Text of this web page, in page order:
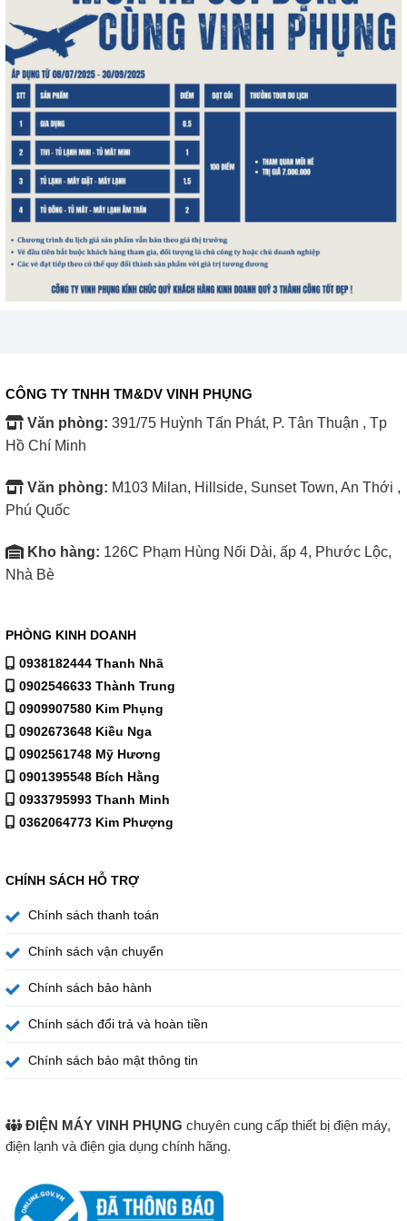
CÔNG TY TNHH TM&DV VINH PHỤNG
Văn phòng: 391/75 Huỳnh Tấn Phát, P. Tân Thuận , Tp
Hồ Chí Minh
Văn phòng: M103 Milan, Hillside, Sunset Town, An Thới ,
Phú Quốc
Kho hàng: 126C Phạm Hùng Nối Dài, ấp 4, Phước Lộc,
Nhà Bè
PHÒNG KINH DOANH
0938182444 Thanh Nhã
0902546633 Thành Trung
0909907580 Kim Phụng
0902673648 Kiều Nga
0902561748 Mỹ Hương
0901395548 Bích Hằng
0933795993 Thanh Minh
0362064773 Kim Phượng
CHÍNH SÁCH HỖ TRỢ
Chính sách thanh toán
Chính sách vận chuyển
Chính sách bảo hành
Chính sách đổi trả và hoàn tiền
Chính sách bảo mật thông tin
ĐIỆN MÁY VINH PHỤNG chuyên cung cấp thiết bị điện máy,
điện lạnh và điện gia dụng chính hãng.